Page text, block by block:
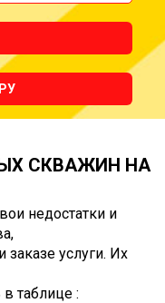
СКВАЖИН НА
недостатки и
услуги. Их
в таблице :